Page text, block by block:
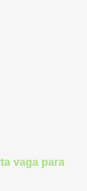
vaga para